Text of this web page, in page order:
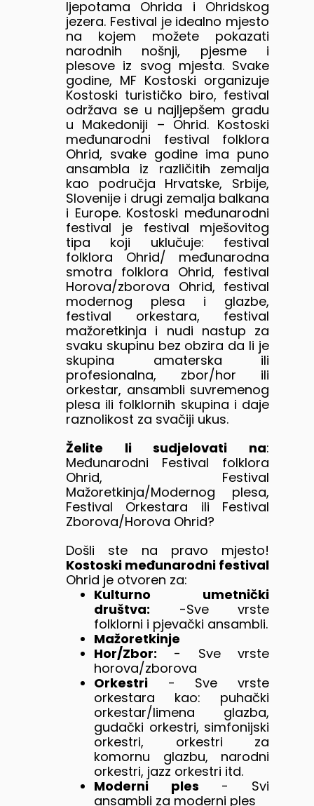
ljepotama Ohrida i Ohridskog
jezera. Festival je idealno mjesto
na kojem možete pokazati
narodnih nošnji, pjesme i
plesove iz svog mjesta. Svake
godine, MF Kostoski organizuje
Kostoski turističko biro, festival
održava se u najljepšem gradu
u Makedoniji – Ohrid. Kostoski
međunarodni festival folklora
Ohrid, svake godine ima puno
ansambla iz različitih zemalja
kao područja Hrvatske, Srbije,
Slovenije i drugi zemalja balkana
i Europe. Kostoski međunarodni
festival je festival mješovitog
tipa koji uklučuje: festival
folklora Ohrid/ međunarodna
smotra folklora Ohrid, festival
Horova/zborova Ohrid, festival
modernog plesa i glazbe,
festival orkestara, festival
mažoretkinja i nudi nastup za
svaku skupinu bez obzira da li je
skupina amaterska ili
profesionalna, zbor/hor ili
orkestar, ansambli suvremenog
plesa ili folklornih skupina i daje
raznolikost za svačiji ukus.
Želite li sudjelovati na:
Međunarodni Festival folklora
Ohrid, Festival
Mažoretkinja/Modernog plesa,
Festival Orkestara ili Festival
Zborova/Horova Ohrid?
Došli ste na pravo mjesto!
Kostoski međunarodni festival
Ohrid je otvoren za:
Kulturno umetnički
društva: -Sve vrste
folklorni i pjevački ansambli.
Mažoretkinje
Hor/Zbor: - Sve vrste
horova/zborova
Orkestri - Sve vrste
orkestara kao: puhački
orkestar/limena glazba,
gudački orkestri, simfonijski
orkestri, orkestri za
komornu glazbu, narodni
orkestri, jazz orkestri itd.
Moderni ples - Svi
ansambli za moderni ples